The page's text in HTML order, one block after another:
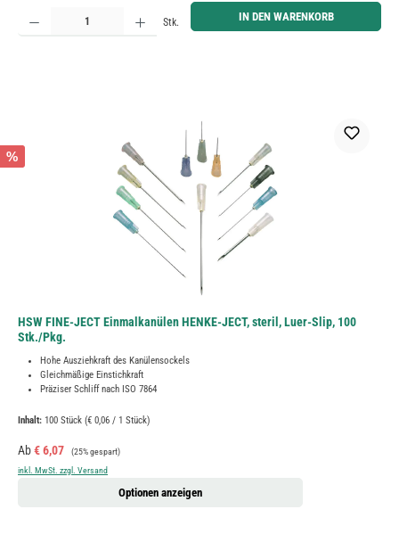
Produkt Anzahl: Gib den gewünschten Wert ein oder benutze die Schaltflächen um die Anzahl zu
Stk. IN DEN WARENKORB
%
HSW FINE-JECT Einmalkanülen HENKE-JECT, steril, Luer-Slip, 100
Stk./Pkg.
Hohe Ausziehkraft des Kanülensockels
Gleichmäßige Einstichkraft
Präziser Schliff nach ISO 7864
Inhalt: 100 Stück (€ 0,06 / 1 Stück)
Verkaufspreis:
Ab€ 6,07 Regulärer Preis:
(25% gespart)
inkl. MwSt. zzgl. Versand
Optionen anzeigen